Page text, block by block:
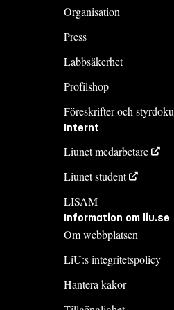
Organisation
Press
Labbsäkerhet
Profilshop
Föreskrifter och
Internt
Liunet medarbetare
Liunet student
LISAM
Information om liu.se
Om webbplatsen
LiU:s integritetspolicy
Hantera kakor